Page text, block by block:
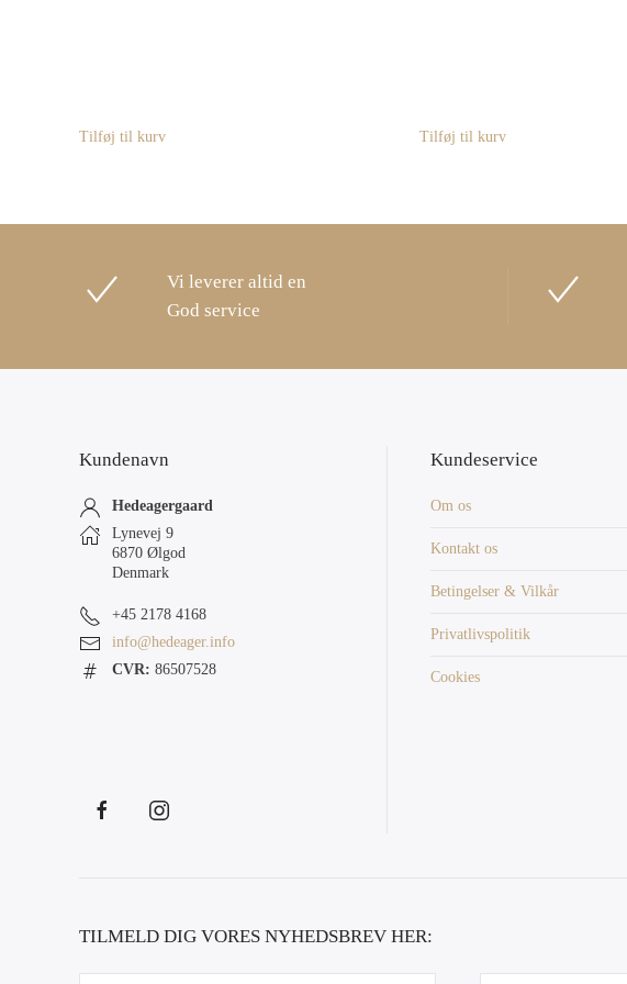
Tilføj til kurv Tilføj til kurv
Vi leverer altid en
God service
Kundenavn
Hedeagergaard
Lynevej 9
6870 Ølgod
Denmark
+45 2178 4168
info@hedeager.info
CVR: 86507528
Kundeservice
Om os
Kontakt os
Betingelser & Vilkår
Privatlivspolitik
Cookies
TILMELD DIG VORES NYHEDSBREV HER: